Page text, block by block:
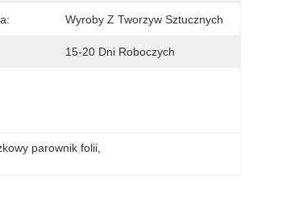
Wyroby Z Tworzyw Sztucznych
15-20 Dni Roboczych
parownik folii